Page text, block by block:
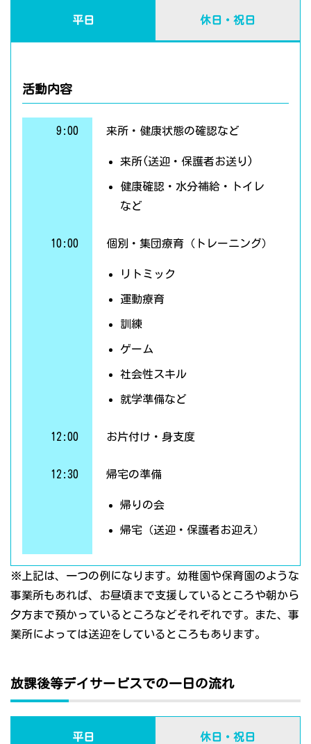
平日 休日・祝日
活動内容
9:00 来所・健康状態の確認など
来所(送迎・保護者お送り)
健康確認・水分補給・トイレ
など
10:00 個別・集団療育（トレーニング）
リトミック
運動療育
訓練
ゲーム
社会性スキル
就学準備など
12:00 お片付け・身支度
12:30 帰宅の準備
帰りの会
帰宅（送迎・保護者お迎え）
※上記は、一つの例になります。幼稚園や保育園のような
事業所もあれば、お昼頃まで支援しているところや朝から
夕方まで預かっているところなどそれぞれです。また、事
業所によっては送迎をしているところもあります。
放課後等デイサービスでの一日の流れ
平日 休日・祝日